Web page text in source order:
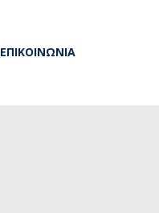
ΕΠΙΚΟΙΝΩΝΙΑ